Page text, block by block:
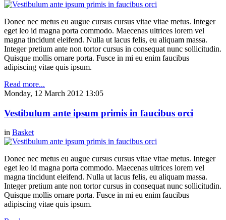
Donec nec metus eu augue cursus cursus vitae vitae metus. Integer
eget leo id magna porta commodo. Maecenas ultrices lorem vel
magna tincidunt eleifend. Nulla ut lacus felis, eu aliquam massa.
Integer pretium ante non tortor cursus in consequat nunc sollicitudin.
Quisque mollis ornare porta. Fusce in mi eu enim faucibus
adipiscing vitae quis ipsum.
Read more...
Monday, 12 March 2012 13:05
Vestibulum ante ipsum primis in faucibus orci
in Basket
Donec nec metus eu augue cursus cursus vitae vitae metus. Integer
eget leo id magna porta commodo. Maecenas ultrices lorem vel
magna tincidunt eleifend. Nulla ut lacus felis, eu aliquam massa.
Integer pretium ante non tortor cursus in consequat nunc sollicitudin.
Quisque mollis ornare porta. Fusce in mi eu enim faucibus
adipiscing vitae quis ipsum.